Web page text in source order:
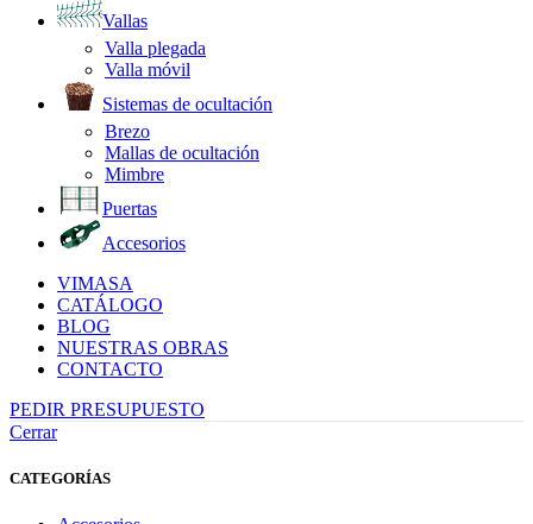
Vallas
Valla plegada
Valla móvil
Sistemas de ocultación
Brezo
Mallas de ocultación
Mimbre
Puertas
Accesorios
VIMASA
CATÁLOGO
BLOG
NUESTRAS OBRAS
CONTACTO
PEDIR PRESUPUESTO
Cerrar
CATEGORÍAS